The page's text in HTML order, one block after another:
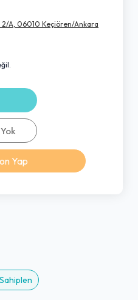
2/A, 06010 Keçiören/Ankara
Yap